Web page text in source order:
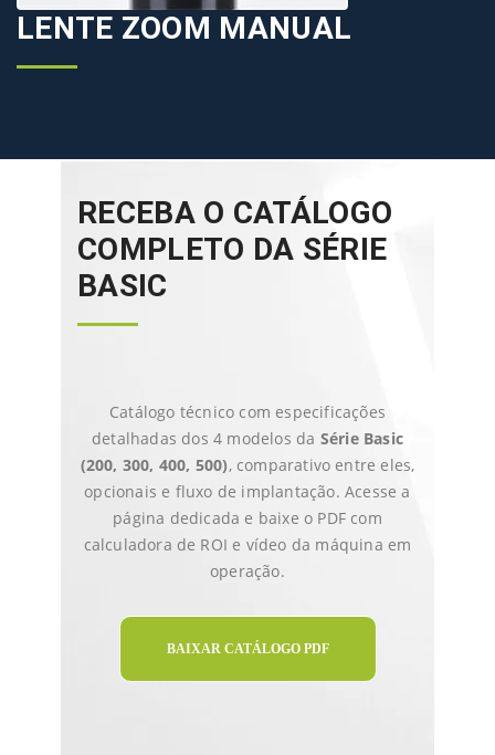
LENTE ZOOM MANUAL
RECEBA O CATÁLOGO
COMPLETO DA SÉRIE
BASIC
Catálogo técnico com especificações
detalhadas dos 4 modelos da Série Basic
(200, 300, 400, 500), comparativo entre eles,
opcionais e fluxo de implantação. Acesse a
página dedicada e baixe o PDF com
calculadora de ROI e vídeo da máquina em
operação.
BAIXAR CATÁLOGO PDF